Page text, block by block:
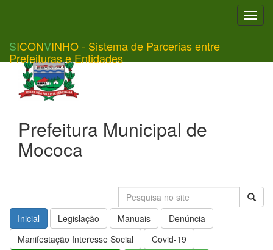
SICONVINHO - Sistema de Parcerias entre
Prefeituras e Entidades
Prefeitura Municipal de
Mococa
Inicial Legislação Manuais
Denúncia
Manifestação Interesse Social
Covid-19